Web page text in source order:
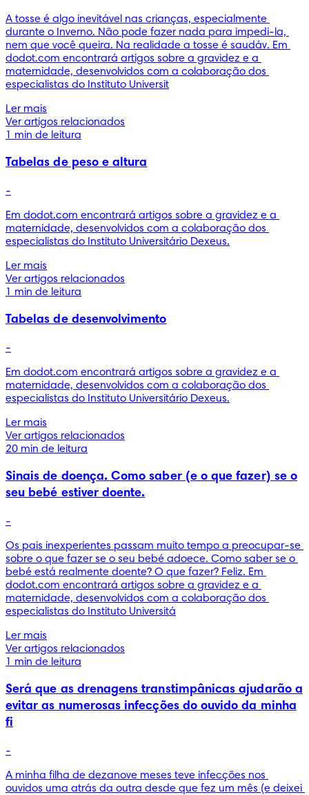
A tosse é algo inevitável nas crianças, especialmente
durante o Inverno. Não pode fazer nada para impedi-la,
nem que você queira. Na realidade a tosse é saudáv. Em
dodot.com encontrará artigos sobre a gravidez e a
maternidade, desenvolvidos com a colaboração dos
especialistas do Instituto Universit
Ler mais
Ver artigos relacionados
1 min de leitura
Tabelas de peso e altura
-
Em dodot.com encontrará artigos sobre a gravidez e a
maternidade, desenvolvidos com a colaboração dos
especialistas do Instituto Universitário Dexeus.
Ler mais
Ver artigos relacionados
1 min de leitura
Tabelas de desenvolvimento
-
Em dodot.com encontrará artigos sobre a gravidez e a
maternidade, desenvolvidos com a colaboração dos
especialistas do Instituto Universitário Dexeus.
Ler mais
Ver artigos relacionados
20 min de leitura
Sinais de doença. Como saber (e o que fazer) se o
seu bebé estiver doente.
-
Os pais inexperientes passam muito tempo a preocupar-se
sobre o que fazer se o seu bebé adoece. Como saber se o
bebé está realmente doente? O que fazer? Feliz. Em
dodot.com encontrará artigos sobre a gravidez e a
maternidade, desenvolvidos com a colaboração dos
especialistas do Instituto Universitá
Ler mais
Ver artigos relacionados
1 min de leitura
Será que as drenagens transtimpânicas ajudarão a
evitar as numerosas infecções do ouvido da minha
fi
-
A minha filha de dezanove meses teve infecções nos
ouvidos uma atrás da outra desde que fez um mês (e deixei